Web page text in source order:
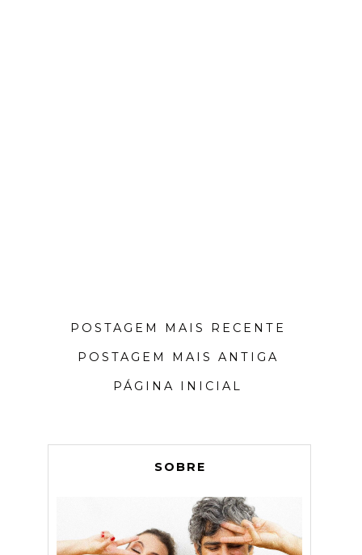
POSTAGEM MAIS RECENTE
POSTAGEM MAIS ANTIGA
PÁGINA INICIAL
SOBRE